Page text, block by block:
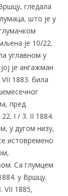
гледала
што је у
је 10/22.
углавном у
је ангажман
1883. била
пред
I / 3. II 1884.
у дугом низу,
истовремено
Са глумцем
у Вршцу.
VII 1885,